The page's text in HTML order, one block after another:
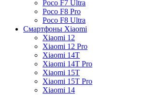
Poco F7 Ultra
Poco F8 Pro
Poco F8 Ultra
Смартфоны Xiaomi
Xiaomi 12
Xiaomi 12 Pro
Xiaomi 14T
Xiaomi 14T Pro
Xiaomi 15T
Xiaomi 15T Pro
Xiaomi 14